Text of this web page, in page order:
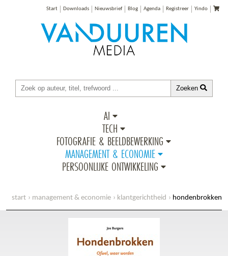
Start Downloads Nieuwsbrief Blog Agenda Registreer Yindo
Zoeken
AI
TECH
FOTOGRAFIE & BEELDBEWERKING
MANAGEMENT & ECONOMIE
PERSOONLIJKE ONTWIKKELING
start management & economie klantgerichtheid hondenbrokken